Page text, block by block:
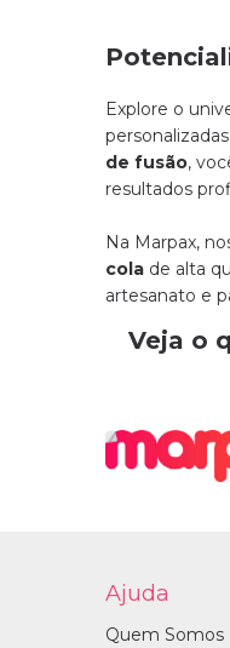
Explore o
de fusão,
resultados
Na Marpax,
cola de alta
artesanato e
Veja o
Ajuda
Quem Somos